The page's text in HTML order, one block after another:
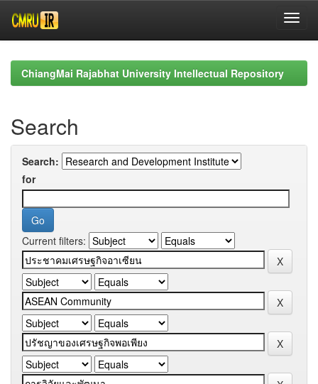
navigationChiangMai Rajabhat University Intellectual Repository
Search
Search:
for
Current filters: